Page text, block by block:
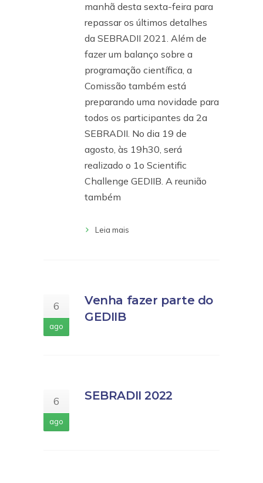
manhã desta sexta-feira para
repassar os últimos detalhes
da SEBRADII 2021. Além de
fazer um balanço sobre a
programação científica, a
Comissão também está
preparando uma novidade para
todos os participantes da 2a
SEBRADII. No dia 19 de
agosto, às 19h30, será
realizado o 1o Scientific
Challenge GEDIIB. A reunião
também
Leia mais
6
ago
Venha fazer parte do
GEDIIB
6
ago
SEBRADII 2022